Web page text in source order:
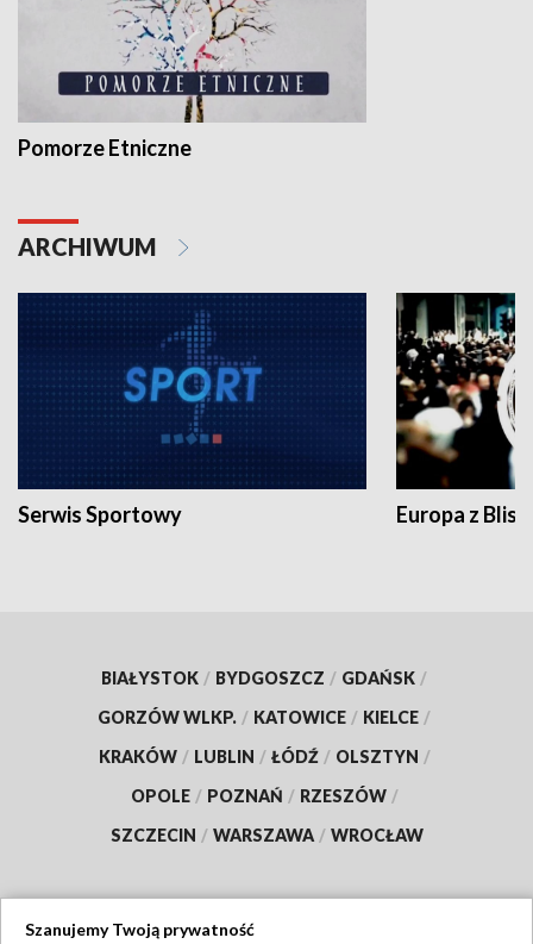
Pomorze Etniczne
ARCHIWUM
Serwis Sportowy Europa z
BIAŁYSTOK / BYDGOSZCZ / GDAŃSK /
GORZÓW WLKP. / KATOWICE / KIELCE /
KRAKÓW / LUBLIN / ŁÓDŹ / OLSZTYN /
OPOLE / POZNAŃ / RZESZÓW /
SZCZECIN / WARSZAWA / WROCŁAW
Szanujemy Twoją prywatność